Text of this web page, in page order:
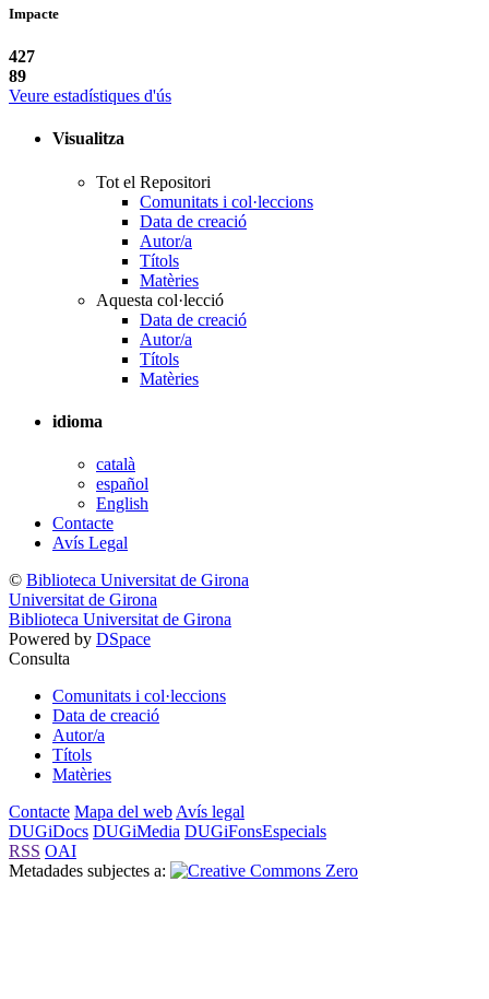
Impacte
427
89
Veure estadístiques d'ús
Visualitza
Tot el Repositori
Comunitats i col·leccions
Data de creació
Autor/a
Títols
Matèries
Aquesta col·lecció
Data de creació
Autor/a
Títols
Matèries
idioma
català
español
English
Contacte
Avís Legal
© Biblioteca Universitat de Girona
Universitat de Girona
Biblioteca Universitat de Girona
Powered by DSpace
Consulta
Comunitats i col·leccions
Data de creació
Autor/a
Títols
Matèries
Contacte Mapa del web Avís legal
DUGiDocs DUGiMedia DUGiFonsEspecials
RSS OAI
Metadades subjectes a: